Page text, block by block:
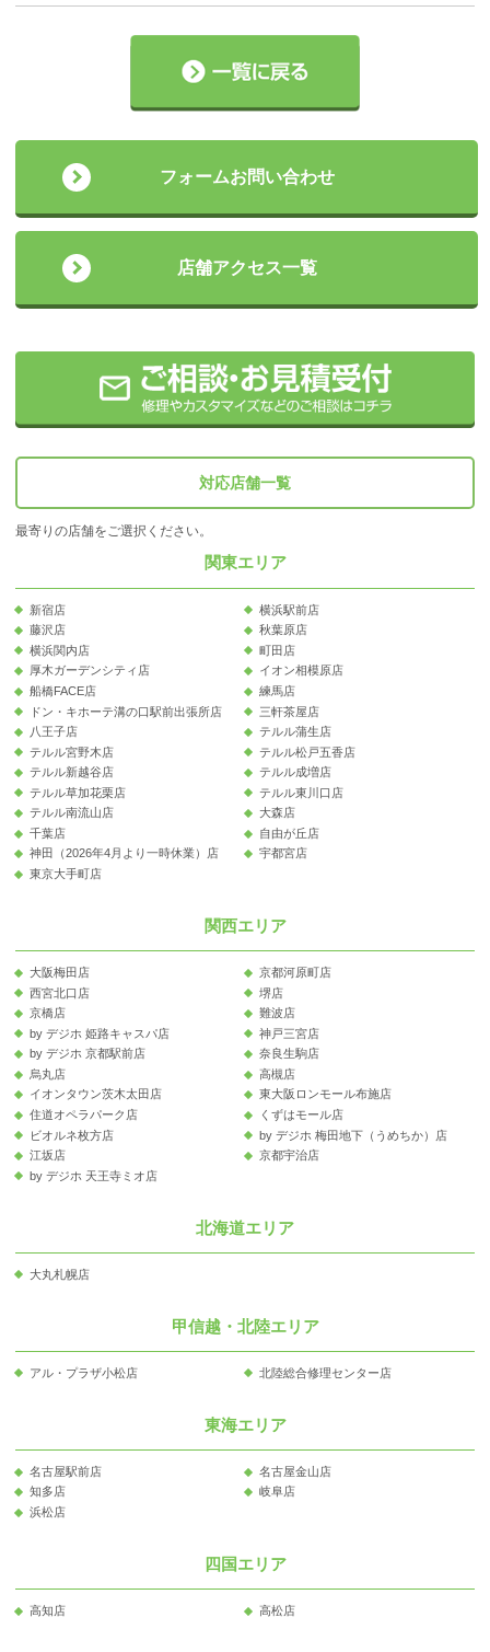
フォームお問い合わせ
店舗アクセス一覧
対応店舗一覧
最寄りの店舗をご選択ください。
関東エリア
新宿店
横浜駅前店
藤沢店
秋葉原店
横浜関内店
町田店
厚木ガーデンシティ店
イオン相模原店
船橋FACE店
練馬店
ドン・キホーテ溝の口駅前出張所店
三軒茶屋店
八王子店
テルル蒲生店
テルル宮野木店
テルル松戸五香店
テルル新越谷店
テルル成増店
テルル草加花栗店
テルル東川口店
テルル南流山店
大森店
千葉店
自由が丘店
神田（2026年4月より一時休業）店
宇都宮店
東京大手町店
関西エリア
大阪梅田店
京都河原町店
西宮北口店
堺店
京橋店
難波店
by デジホ 姫路キャスパ店
神戸三宮店
by デジホ 京都駅前店
奈良生駒店
烏丸店
高槻店
イオンタウン茨木太田店
東大阪ロンモール布施店
住道オペラパーク店
くずはモール店
ビオルネ枚方店
by デジホ 梅田地下（うめちか）店
江坂店
京都宇治店
by デジホ 天王寺ミオ店
北海道エリア
大丸札幌店
甲信越・北陸エリア
アル・プラザ小松店 北陸総合修理センター店
東海エリア
名古屋駅前店
名古屋金山店
知多店
岐阜店
浜松店
四国エリア
高知店 高松店